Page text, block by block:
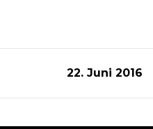
22. Juni 2016